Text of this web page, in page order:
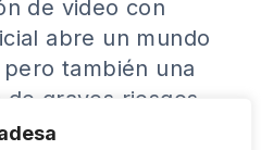
de video con
abre un mundo
también una
graves riesgos.
en España.